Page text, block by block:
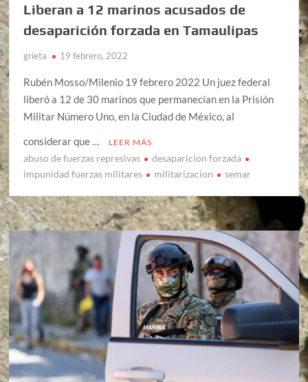
Liberan a 12 marinos acusados de
desaparición forzada en Tamaulipas
grieta 19 febrero, 2022
Rubén Mosso/Milenio 19 febrero 2022 Un juez federal
liberó a 12 de 30 marinos que permanecían en la Prisión
Militar Número Uno, en la Ciudad de México, al
considerar que …
LEER MÁS
abuso de fuerzas represivas
desaparicion forzada
impunidad fuerzas militares
militarizacion semar